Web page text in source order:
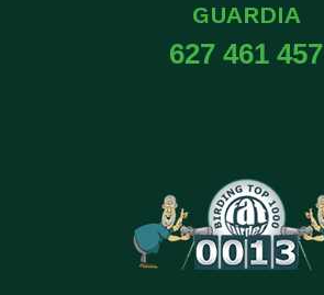
GUARDIA
627 461 457